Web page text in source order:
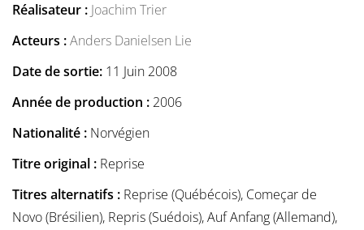
Réalisateur : Joachim Trier
Acteurs :Anders Danielsen Lie
Date de sortie: 11 Juin 2008
Année de production : 2006
Nationalité : Norvégien
Titre original : Reprise
Titres alternatifs : Reprise (Québécois), Começar de
Novo (Brésilien), Repris (Suédois), Auf Anfang (Allemand),